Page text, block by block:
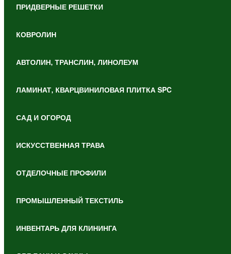
ПРИДВЕРНЫЕ РЕШЕТКИ
КОВРОЛИН
АВТОЛИН, ТРАНСЛИН, ЛИНОЛЕУМ
ЛАМИНАТ, КВАРЦВИНИЛОВАЯ ПЛИТКА SPC
САД И ОГОРОД
ИСКУССТВЕННАЯ ТРАВА
ОТДЕЛОЧНЫЕ ПРОФИЛИ
ПРОМЫШЛЕННЫЙ ТЕКСТИЛЬ
ИНВЕНТАРЬ ДЛЯ КЛИНИНГА